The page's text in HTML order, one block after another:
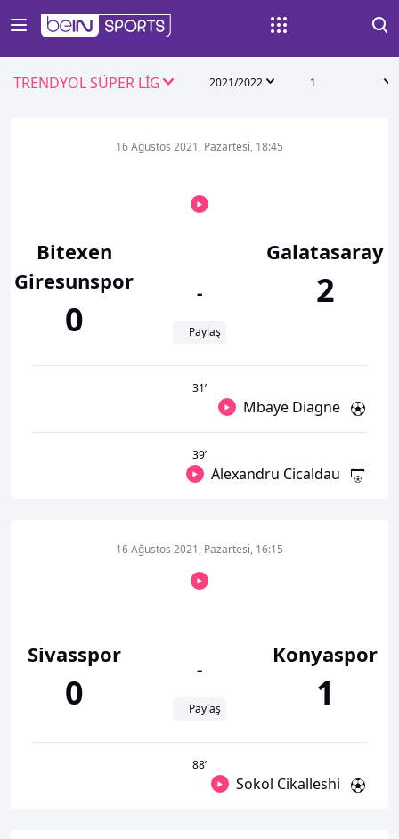
TRENDYOL SÜPER LİG 2021/2022 1
Bitexen
Giresunspor
0
16 Ağustos 2021, Pazartesi, 18:45
-
Paylaş
Galatasaray
2
31’
Mbaye Diagne
39’
Alexandru Cicaldau
Sivasspor
0
16 Ağustos 2021, Pazartesi, 16:15
-
Paylaş
Konyaspor
1
88’
Sokol Cikalleshi